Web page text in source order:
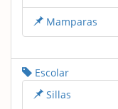
Mamparas
Escolar
Sillas